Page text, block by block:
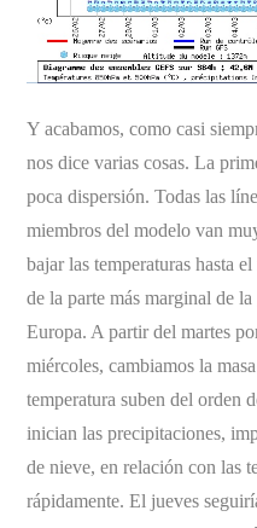
Y acabamos, como casi
nos dice varias cosas. La
poca dispersión. Todas las
miembros del modelo van
bajar las temperaturas hasta
de la parte más marginal de
Europa. A partir del martes
miércoles, cambiamos la
temperatura suben del orden
inician las precipitaciones,
de nieve, en relación con las
rápidamente. El jueves